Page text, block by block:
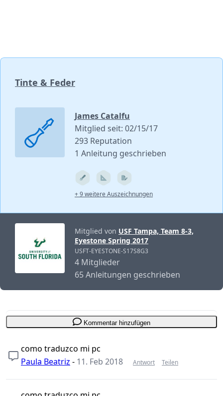
Tinte & Feder
James Catalfu
Mitglied seit: 02/15/17
293 Reputation
1 Anleitung geschrieben
+ 9 weitere Auszeichnungen
Mitglied von USF Tampa, Team 8-3,
Eyestone Spring 2017
USFT-EYESTONE-S17S8G3
4 Mitglieder
65 Anleitungen geschrieben
Kommentar hinzufügen
como traduzco mi pc
Paula Beatriz - 11. Feb 2018 Antwort Teilen